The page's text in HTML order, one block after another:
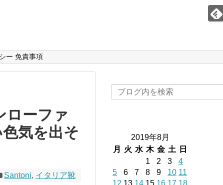
ー 免責事項
ーファ
気を出そ
Santoni, イタリア靴
2019年8月
月
火 水 木 金 土
日
1
2 3
4
5
6 7 8 9 10 11